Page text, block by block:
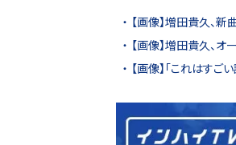
【画像】増田貴久、
【画像】増田貴久、オ
【画像】「これはす